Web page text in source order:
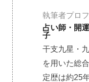
執筆者プロ
占い師・開
子
干支九星・
を用いた総
定歴は約25